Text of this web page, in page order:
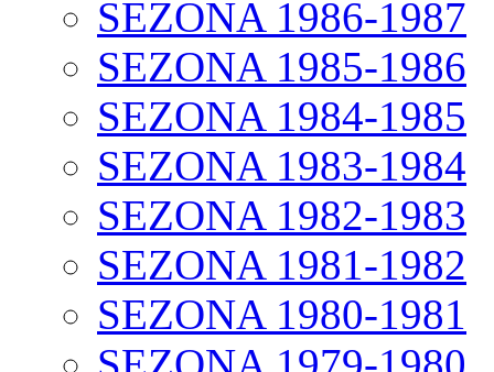
SEZONA 1986-1987
SEZONA 1985-1986
SEZONA 1984-1985
SEZONA 1983-1984
SEZONA 1982-1983
SEZONA 1981-1982
SEZONA 1980-1981